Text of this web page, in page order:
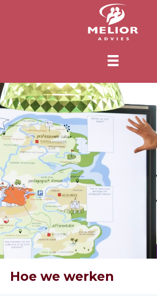
Hoe we werken